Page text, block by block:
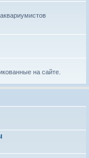
на сайте.